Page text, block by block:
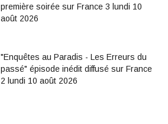
première soirée sur France 3 lundi 10
août 2026
"Enquêtes au Paradis - Les Erreurs du
passé" épisode inédit diffusé sur France
2 lundi 10 août 2026